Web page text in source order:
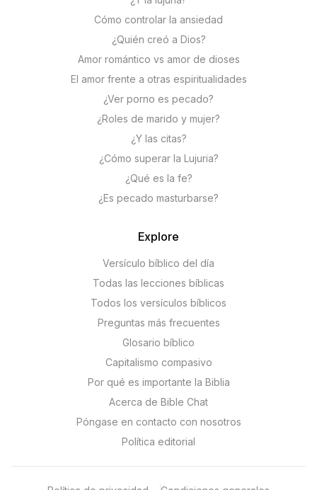
Cómo controlar la ansiedad
¿Quién creó a Dios?
Amor romántico vs amor de dioses
El amor frente a otras espiritualidades
¿Ver porno es pecado?
¿Roles de marido y mujer?
¿Y las citas?
¿Cómo superar la Lujuria?
¿Qué es la fe?
¿Es pecado masturbarse?
Explore
Versículo bíblico del día
Todas las lecciones bíblicas
Todos los versículos bíblicos
Preguntas más frecuentes
Glosario bíblico
Capitalismo compasivo
Por qué es importante la Biblia
Acerca de Bible Chat
Póngase en contacto con nosotros
Política editorial